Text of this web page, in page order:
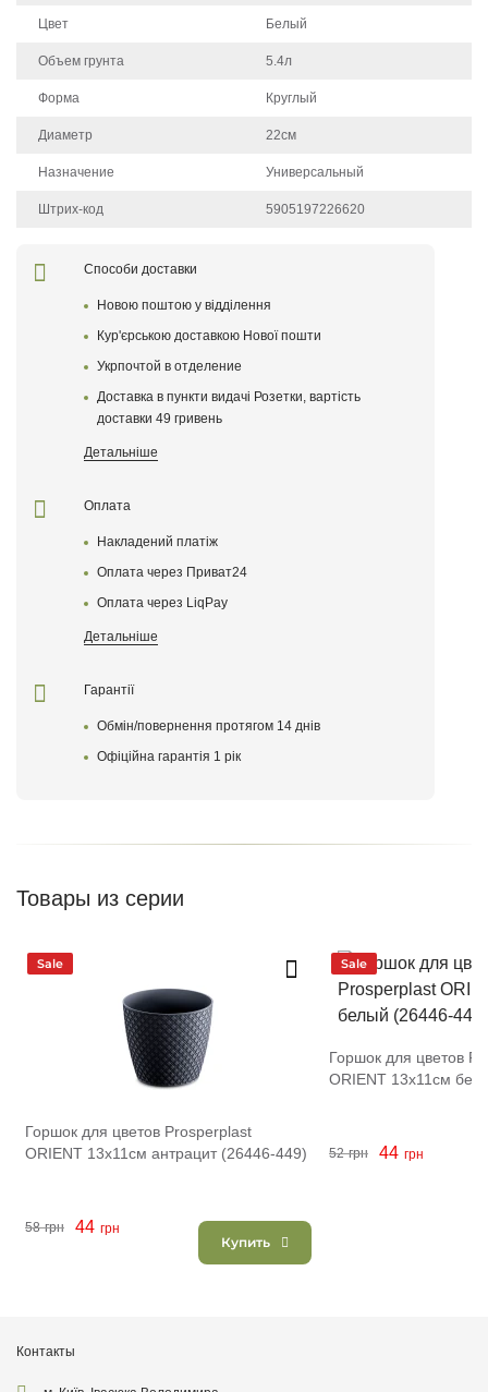
Цвет Белый
Объем грунта 5.4л
Форма Круглый
Диаметр 22см
Назначение Универсальный
Штрих-код 5905197226620
Написать отзыв
После того как ваш отзыв пройдет модерацию, он
появится на сайте
Поставте оценку товару
Способи доставки
Новою поштою у відділення
Кур'єрською доставкою Нової пошти
Укрпочтой в отделениe
Доставка в пункти видачі Розетки, вартість
доставки 49 гривень
Детальніше
Оплата
Накладений платіж
Оплата через Приват24
Оплата через LiqPay
Детальніше
Гарантії
Обмін/повернення протягом 14 днів
Офіційна гарантія 1 рік
Товары из серии
Sale
Горшок для цветов Prosperplast
ORIENT 13х11см антрацит (26446-449)
58 грн 44 грн
Купить
Sale
Горшок для цветов
ORIENT 13х11см
52 грн 44 грн
Контакты